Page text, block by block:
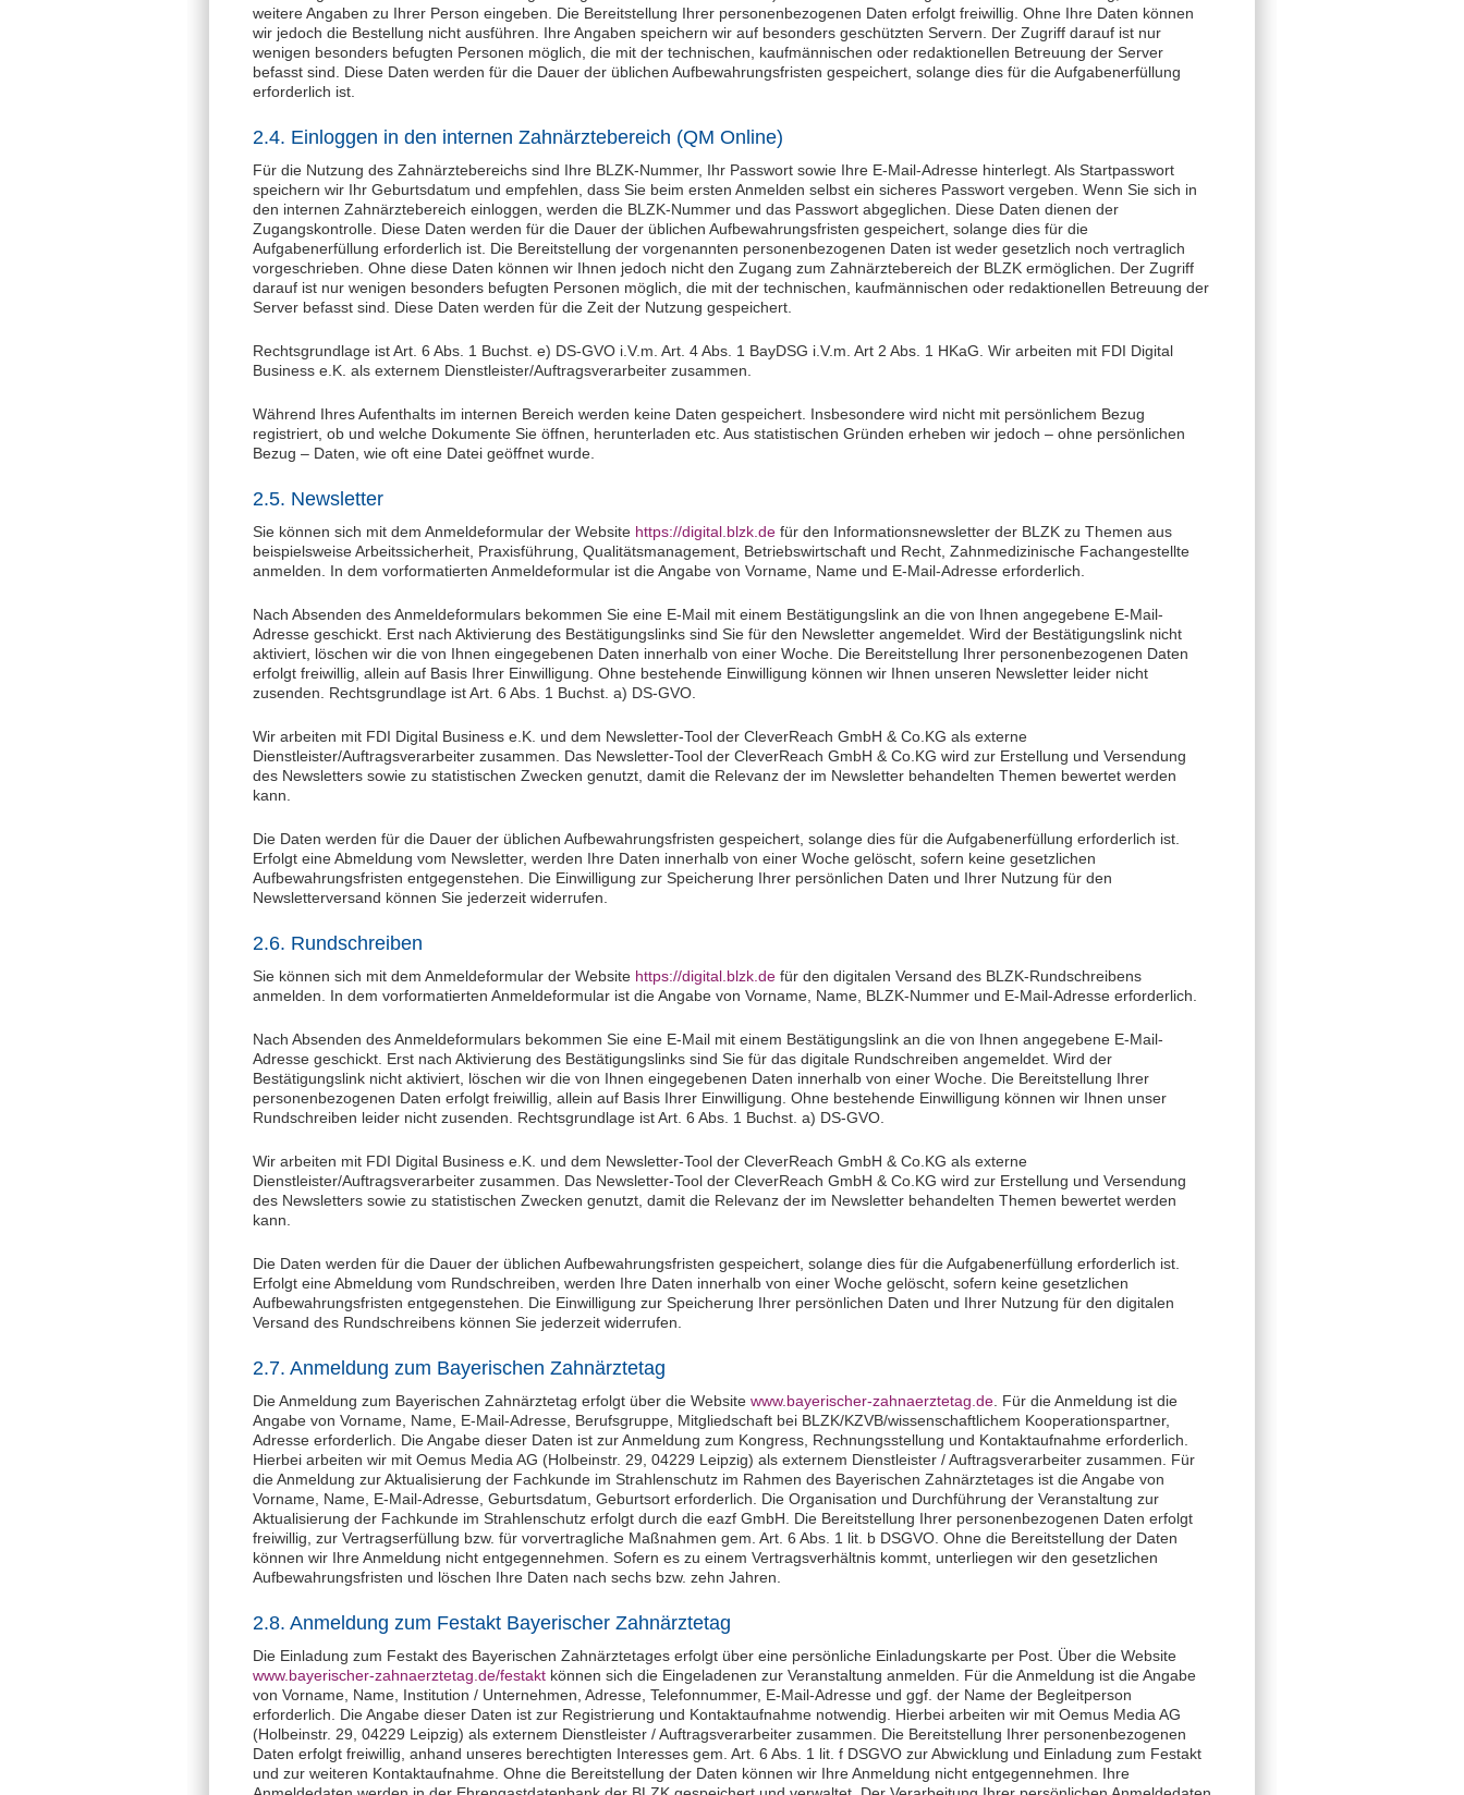
weitere Angaben zu Ihrer Person eingeben. Die Bereitstellung Ihrer personenbezogenen Daten erfolgt freiwillig. Ohne Ihre Daten können
wir jedoch die Bestellung nicht ausführen. Ihre Angaben speichern wir auf besonders geschützten Servern. Der Zugriff darauf ist nur
wenigen besonders befugten Personen möglich, die mit der technischen, kaufmännischen oder redaktionellen Betreuung der Server
befasst sind. Diese Daten werden für die Dauer der üblichen Aufbewahrungsfristen gespeichert, solange dies für die Aufgabenerfüllung
erforderlich ist.
2.4. Einloggen in den internen Zahnärztebereich (QM Online)
Für die Nutzung des Zahnärztebereichs sind Ihre BLZK-Nummer, Ihr Passwort sowie Ihre E-Mail-Adresse hinterlegt. Als Startpasswort
speichern wir Ihr Geburtsdatum und empfehlen, dass Sie beim ersten Anmelden selbst ein sicheres Passwort vergeben. Wenn Sie sich in
den internen Zahnärztebereich einloggen, werden die BLZK-Nummer und das Passwort abgeglichen. Diese Daten dienen der
Zugangskontrolle. Diese Daten werden für die Dauer der üblichen Aufbewahrungsfristen gespeichert, solange dies für die
Aufgabenerfüllung erforderlich ist. Die Bereitstellung der vorgenannten personenbezogenen Daten ist weder gesetzlich noch vertraglich
vorgeschrieben. Ohne diese Daten können wir Ihnen jedoch nicht den Zugang zum Zahnärztebereich der BLZK ermöglichen. Der Zugriff
darauf ist nur wenigen besonders befugten Personen möglich, die mit der technischen, kaufmännischen oder redaktionellen Betreuung der
Server befasst sind. Diese Daten werden für die Zeit der Nutzung gespeichert.
Rechtsgrundlage ist Art. 6 Abs. 1 Buchst. e) DS-GVO i.V.m. Art. 4 Abs. 1 BayDSG i.V.m. Art 2 Abs. 1 HKaG. Wir arbeiten mit FDI Digital
Business e.K. als externem Dienstleister/Auftragsverarbeiter zusammen.
Während Ihres Aufenthalts im internen Bereich werden keine Daten gespeichert. Insbesondere wird nicht mit persönlichem Bezug
registriert, ob und welche Dokumente Sie öffnen, herunterladen etc. Aus statistischen Gründen erheben wir jedoch – ohne persönlichen
Bezug – Daten, wie oft eine Datei geöffnet wurde.
2.5. Newsletter
Sie können sich mit dem Anmeldeformular der Website https://digital.blzk.de für den Informationsnewsletter der BLZK zu Themen aus
beispielsweise Arbeitssicherheit, Praxisführung, Qualitätsmanagement, Betriebswirtschaft und Recht, Zahnmedizinische Fachangestellte
anmelden. In dem vorformatierten Anmeldeformular ist die Angabe von Vorname, Name und E-Mail-Adresse erforderlich.
Nach Absenden des Anmeldeformulars bekommen Sie eine E-Mail mit einem Bestätigungslink an die von Ihnen angegebene E-Mail-
Adresse geschickt. Erst nach Aktivierung des Bestätigungslinks sind Sie für den Newsletter angemeldet. Wird der Bestätigungslink nicht
aktiviert, löschen wir die von Ihnen eingegebenen Daten innerhalb von einer Woche. Die Bereitstellung Ihrer personenbezogenen Daten
erfolgt freiwillig, allein auf Basis Ihrer Einwilligung. Ohne bestehende Einwilligung können wir Ihnen unseren Newsletter leider nicht
zusenden. Rechtsgrundlage ist Art. 6 Abs. 1 Buchst. a) DS-GVO.
Wir arbeiten mit FDI Digital Business e.K. und dem Newsletter-Tool der CleverReach GmbH & Co.KG als externe
Dienstleister/Auftragsverarbeiter zusammen. Das Newsletter-Tool der CleverReach GmbH & Co.KG wird zur Erstellung und Versendung
des Newsletters sowie zu statistischen Zwecken genutzt, damit die Relevanz der im Newsletter behandelten Themen bewertet werden
kann.
Die Daten werden für die Dauer der üblichen Aufbewahrungsfristen gespeichert, solange dies für die Aufgabenerfüllung erforderlich ist.
Erfolgt eine Abmeldung vom Newsletter, werden Ihre Daten innerhalb von einer Woche gelöscht, sofern keine gesetzlichen
Aufbewahrungsfristen entgegenstehen. Die Einwilligung zur Speicherung Ihrer persönlichen Daten und Ihrer Nutzung für den
Newsletterversand können Sie jederzeit widerrufen.
2.6. Rundschreiben
Sie können sich mit dem Anmeldeformular der Website https://digital.blzk.de für den digitalen Versand des BLZK-Rundschreibens
anmelden. In dem vorformatierten Anmeldeformular ist die Angabe von Vorname, Name, BLZK-Nummer und E-Mail-Adresse erforderlich.
Nach Absenden des Anmeldeformulars bekommen Sie eine E-Mail mit einem Bestätigungslink an die von Ihnen angegebene E-Mail-
Adresse geschickt. Erst nach Aktivierung des Bestätigungslinks sind Sie für das digitale Rundschreiben angemeldet. Wird der
Bestätigungslink nicht aktiviert, löschen wir die von Ihnen eingegebenen Daten innerhalb von einer Woche. Die Bereitstellung Ihrer
personenbezogenen Daten erfolgt freiwillig, allein auf Basis Ihrer Einwilligung. Ohne bestehende Einwilligung können wir Ihnen unser
Rundschreiben leider nicht zusenden. Rechtsgrundlage ist Art. 6 Abs. 1 Buchst. a) DS-GVO.
Wir arbeiten mit FDI Digital Business e.K. und dem Newsletter-Tool der CleverReach GmbH & Co.KG als externe
Dienstleister/Auftragsverarbeiter zusammen. Das Newsletter-Tool der CleverReach GmbH & Co.KG wird zur Erstellung und Versendung
des Newsletters sowie zu statistischen Zwecken genutzt, damit die Relevanz der im Newsletter behandelten Themen bewertet werden
kann.
Die Daten werden für die Dauer der üblichen Aufbewahrungsfristen gespeichert, solange dies für die Aufgabenerfüllung erforderlich ist.
Erfolgt eine Abmeldung vom Rundschreiben, werden Ihre Daten innerhalb von einer Woche gelöscht, sofern keine gesetzlichen
Aufbewahrungsfristen entgegenstehen. Die Einwilligung zur Speicherung Ihrer persönlichen Daten und Ihrer Nutzung für den digitalen
Versand des Rundschreibens können Sie jederzeit widerrufen.
2.7. Anmeldung zum Bayerischen Zahnärztetag
Die Anmeldung zum Bayerischen Zahnärztetag erfolgt über die Website www.bayerischer-zahnaerztetag.de. Für die Anmeldung ist die
Angabe von Vorname, Name, E-Mail-Adresse, Berufsgruppe, Mitgliedschaft bei BLZK/KZVB/wissenschaftlichem Kooperationspartner,
Adresse erforderlich. Die Angabe dieser Daten ist zur Anmeldung zum Kongress, Rechnungsstellung und Kontaktaufnahme erforderlich.
Hierbei arbeiten wir mit Oemus Media AG (Holbeinstr. 29, 04229 Leipzig) als externem Dienstleister / Auftragsverarbeiter zusammen. Für
die Anmeldung zur Aktualisierung der Fachkunde im Strahlenschutz im Rahmen des Bayerischen Zahnärztetages ist die Angabe von
Vorname, Name, E-Mail-Adresse, Geburtsdatum, Geburtsort erforderlich. Die Organisation und Durchführung der Veranstaltung zur
Aktualisierung der Fachkunde im Strahlenschutz erfolgt durch die eazf GmbH. Die Bereitstellung Ihrer personenbezogenen Daten erfolgt
freiwillig, zur Vertragserfüllung bzw. für vorvertragliche Maßnahmen gem. Art. 6 Abs. 1 lit. b DSGVO. Ohne die Bereitstellung der Daten
können wir Ihre Anmeldung nicht entgegennehmen. Sofern es zu einem Vertragsverhältnis kommt, unterliegen wir den gesetzlichen
Aufbewahrungsfristen und löschen Ihre Daten nach sechs bzw. zehn Jahren.
2.8. Anmeldung zum Festakt Bayerischer Zahnärztetag
Die Einladung zum Festakt des Bayerischen Zahnärztetages erfolgt über eine persönliche Einladungskarte per Post. Über die Website
www.bayerischer-zahnaerztetag.de/festakt können sich die Eingeladenen zur Veranstaltung anmelden. Für die Anmeldung ist die Angabe
von Vorname, Name, Institution / Unternehmen, Adresse, Telefonnummer, E-Mail-Adresse und ggf. der Name der Begleitperson
erforderlich. Die Angabe dieser Daten ist zur Registrierung und Kontaktaufnahme notwendig. Hierbei arbeiten wir mit Oemus Media AG
(Holbeinstr. 29, 04229 Leipzig) als externem Dienstleister / Auftragsverarbeiter zusammen. Die Bereitstellung Ihrer personenbezogenen
Daten erfolgt freiwillig, anhand unseres berechtigten Interesses gem. Art. 6 Abs. 1 lit. f DSGVO zur Abwicklung und Einladung zum Festakt
und zur weiteren Kontaktaufnahme. Ohne die Bereitstellung der Daten können wir Ihre Anmeldung nicht entgegennehmen. Ihre